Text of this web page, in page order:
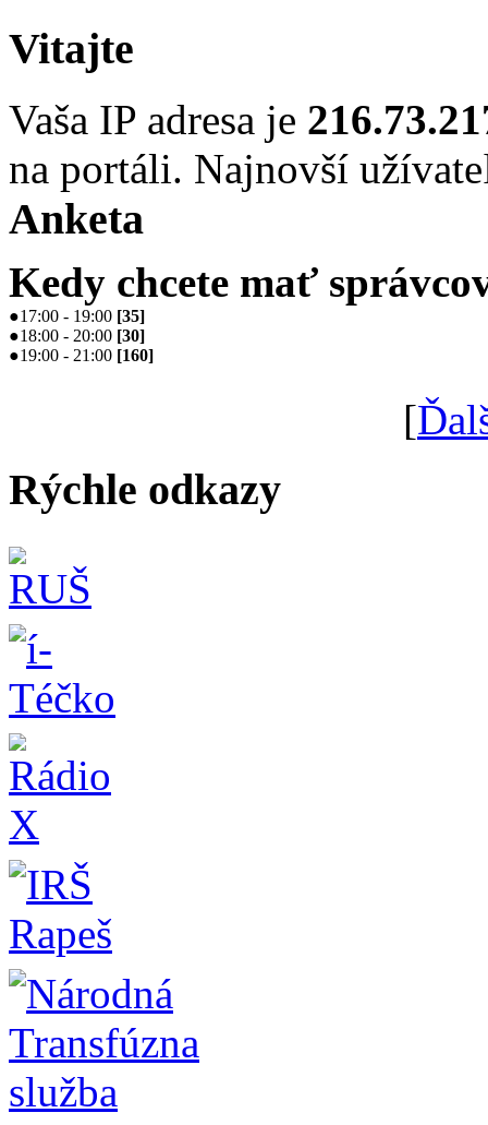
Vitajte
Vaša IP adresa je
na portáli. Najnovší
Anketa
Kedy chcete mať
●17:00 - 19:00 [35]
●18:00 - 20:00 [30]
●19:00 - 21:00 [160]
[
Rýchle odkazy